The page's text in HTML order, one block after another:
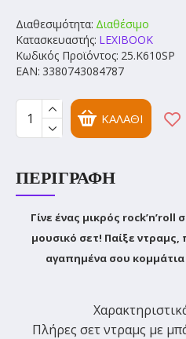
Διαθεσιμότητα: Διαθέσιμο
Κατασκευαστής: LEXIBOOK
Κωδικός Προϊόντος: 25.K610SP
EAN: 3380743084787
ΚΑΛΆΘΙ
ΠΕΡΙΓΡΑΦΉ
Γίνε ένας μικρός
μουσικό σετ! Παίξε
αγαπημένα σου
Πλήρες σετ ντραμς με